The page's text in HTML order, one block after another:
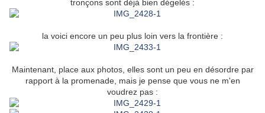
tronçons sont déjà bien dégelés :
la voici encore un peu plus loin vers la frontière :
Maintenant, place aux photos, elles sont un peu en désordre par
rapport à la promenade, mais je pense que vous ne m'en
voudrez pas :